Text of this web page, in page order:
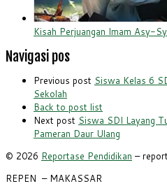
Kisah Perjuangan Imam Asy-
Navigasi pos
Previous post Siswa Kelas 6
Sekolah
Back to post list
Next post Siswa SDI Layang
Pameran Daur Ulang
© 2026 Reportase Pendidikan –
REPEN – MAKASSAR